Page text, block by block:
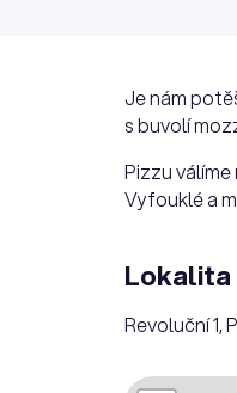
Je nám
s buvolí
Pizzu
Vyfouklé a
Lokalita
Revoluční 1,